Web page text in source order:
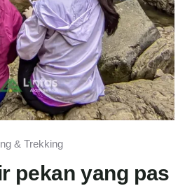
& Trekking
pekan yang pas